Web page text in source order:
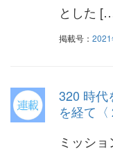
とした
掲載号：
320 時代
を経て
ミッシ